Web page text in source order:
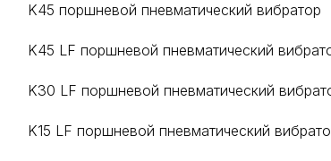
K45 поршневой пневматический вибратор
K45 LF поршневой пневматический
K30 LF поршневой пневматический
K15 LF поршневой пневматический